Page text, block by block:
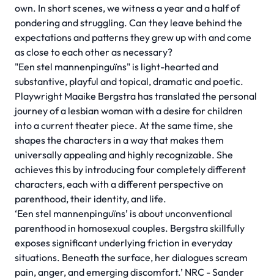
own. In short scenes, we witness a year and a half of
pondering and struggling. Can they leave behind the
expectations and patterns they grew up with and come
as close to each other as necessary?
"Een stel mannenpinguïns" is light-hearted and
substantive, playful and topical, dramatic and poetic.
Playwright Maaike Bergstra has translated the personal
journey of a lesbian woman with a desire for children
into a current theater piece. At the same time, she
shapes the characters in a way that makes them
universally appealing and highly recognizable. She
achieves this by introducing four completely different
characters, each with a different perspective on
parenthood, their identity, and life.
‘Een stel mannenpinguïns’ is about unconventional
parenthood in homosexual couples. Bergstra skillfully
exposes significant underlying friction in everyday
situations. Beneath the surface, her dialogues scream
pain, anger, and emerging discomfort.’ NRC - Sander